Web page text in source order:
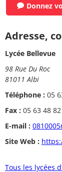
Donnez
Adresse,
Lycée Bellevue
98 Rue Du Roc
81011 Albi
Téléphone : 05
Fax : 05 63 48
E-mail :
Site Web :
Tous les lycées